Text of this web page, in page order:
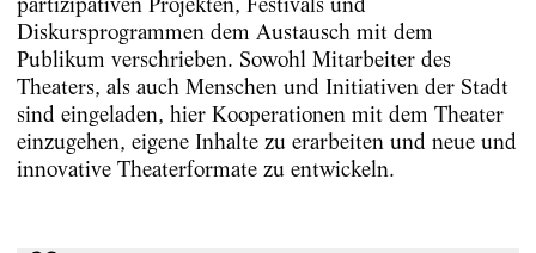
Diskursprogrammen dem Austausch mit dem
Publikum verschrieben. Sowohl Mitarbeiter des
Theaters, als auch Menschen und Initiativen der Stadt
sind eingeladen, hier Kooperationen mit dem Theater
einzugehen, eigene Inhalte zu erarbeiten und neue und
innovative Theaterformate zu entwickeln.